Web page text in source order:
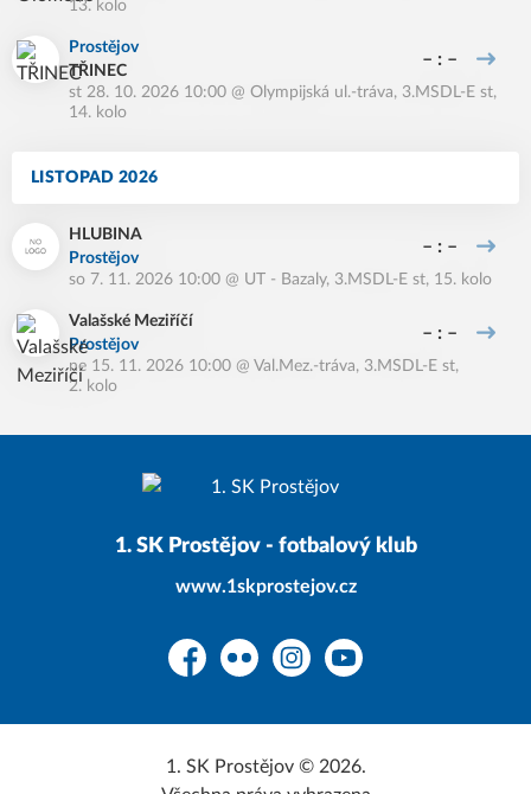
13. kolo
Prostějov
TŘINEC
– : –
st 28. 10. 2026 10:00 @ Olympijská ul.-tráva, 3.MSDL-E st,
14. kolo
LISTOPAD 2026
HLUBINA
Prostějov
– : –
so 7. 11. 2026 10:00 @ UT - Bazaly, 3.MSDL-E st, 15. kolo
Valašské Meziříčí
Prostějov
– : –
ne 15. 11. 2026 10:00 @ Val.Mez.-tráva, 3.MSDL-E st,
2. kolo
1. SK Prostějov - fotbalový klub
www.1skprostejov.cz
FacebookFlickr InstagramYouTube
1. SK Prostějov © 2026.